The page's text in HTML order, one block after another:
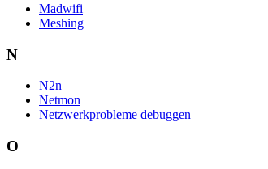
Madwifi
Meshing
N
N2n
Netmon
Netzwerkprobleme debuggen
O